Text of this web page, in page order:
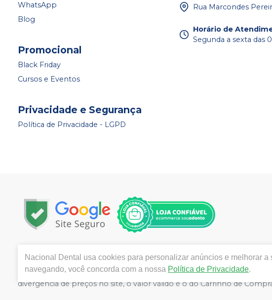
WhatsApp
Blog
Promocional
Black Friday
Cursos e Eventos
Privacidade e Segurança
Política de Privacidade - LGPD
Rua Marcondes
Horário de
Segunda a sexta das
Copyright © 2024 | Todos os direitos reservados |
Marcondes Pereira, Número 550, Fortaleza - Ceará - CEP 60130-
Victor Moreira CRF/CE nº 11181 | Política de Privacidade e
divergência de preços no site, o valor válido é o do Carrinho de
Nacional Dental usa cookies para personalizar anúncios e melhorar
navegando, você concorda com a nossa Política de Privacidade.